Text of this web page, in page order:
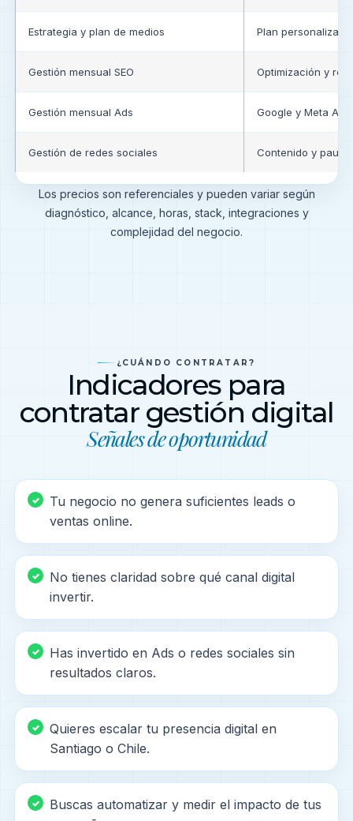
Estrategia y plan de medios Plan personalizado
Gestión mensual SEO Optimización y
Gestión mensual Ads Google y Meta Ads
Gestión de redes sociales Contenido y pauta
Los precios son referenciales y pueden variar según
diagnóstico, alcance, horas, stack, integraciones y
complejidad del negocio.
¿CUÁNDO CONTRATAR?
Indicadores para
contratar gestión digital
Señales de oportunidad
Tu negocio no genera suficientes leads o
ventas online.
No tienes claridad sobre qué canal digital
invertir.
Has invertido en Ads o redes sociales sin
resultados claros.
Quieres escalar tu presencia digital en
Santiago o Chile.
Buscas automatizar y medir el impacto de tus